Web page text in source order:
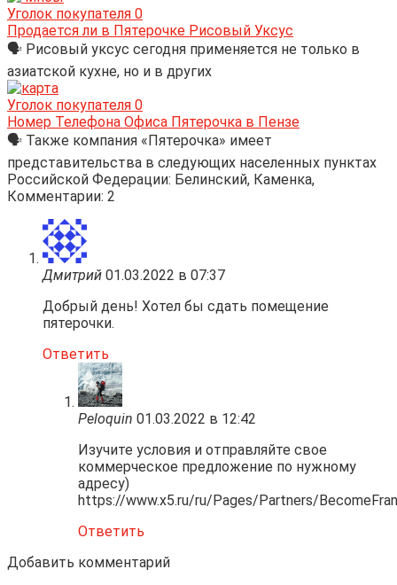
Уголок покупателя 0
Продается ли в Пятерочке Рисовый Уксус
🗣 Рисовый уксус сегодня применяется не только в
азиатской кухне, но и в других
Уголок покупателя 0
Номер Телефона Офиса Пятерочка в Пензе
🗣 Также компания «Пятерочка» имеет
представительства в следующих населенных пунктах
Российской Федерации: Белинский, Каменка,
Комментарии: 2
Дмитрий 01.03.2022 в 07:37
Добрый день! Хотел бы сдать помещение
пятерочки.
Ответить
Peloquin 01.03.2022 в 12:42
Изучите условия и отправляйте свое
коммерческое предложение по нужному
адресу)
https://www.x5.ru/ru/Pages/Partners/
Ответить
Добавить комментарий